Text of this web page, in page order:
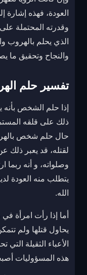
العودة، فهذه إشارة
وقدرته المحتملة
الذي يحلم بالهروب
والنجاح وتحقيق ما
تفسير حلم
إذا حلم الشخص
ذلك على قلقه
حال حلم شخص
لقتله، قد يعبر ذلك
وصلواته، و أنه ربما
يتطلب منه العودة
الله.
أما إذا رأت امرأة
يحاول قتلها ولم
الأعباء الثقيلة
هذه المسؤوليات